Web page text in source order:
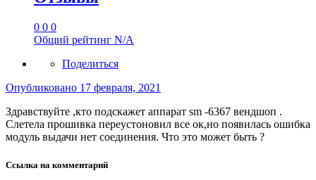
0 0 0
Общий рейтинг N/A
Поделиться
Опубликовано 17 февраля, 2021
Здравствуйте ,кто подскажет аппарат sm -6367 вендшоп .
Слетела прошивка переустоновил все ок,но появилась ошибка
модуль выдачи нет соединения. Что это может быть ?
Ссылка на комментарий